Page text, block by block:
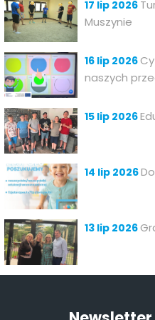
17 lip 2026
Muszynie
16 lip 2026
naszych
15 lip 2026
14 lip 2026
13 lip 2026